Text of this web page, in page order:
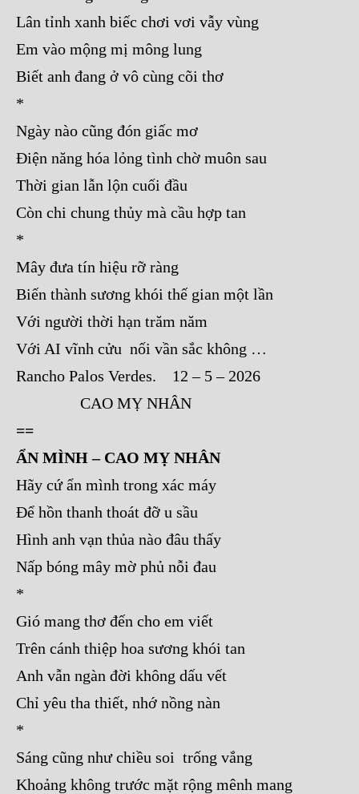
Lân tỉnh xanh biếc chơi vơi vẫy vùng
Em vào mộng mị mông lung
Biết anh đang ở vô cùng cõi thơ
*
Ngày nào cũng đón giấc mơ
Điện năng hóa lỏng tình chờ muôn sau
Thời gian lẫn lộn cuối đầu
Còn chi chung thủy mà cầu hợp tan
*
Mây đưa tín hiệu rỡ ràng
Biến thành sương khói thế gian một lần
Với người thời hạn trăm năm
Với AI vĩnh cửu nối vần sắc không …
Rancho Palos Verdes. 12 – 5 – 2026
CAO MỴ NHÂN
==
ẨN MÌNH – CAO MỴ NHÂN
Hãy cứ ẩn mình trong xác máy
Để hồn thanh thoát đỡ u sầu
Hình anh vạn thủa nào đâu thấy
Nấp bóng mây mờ phủ nỗi đau
*
Gió mang thơ đến cho em viết
Trên cánh thiệp hoa sương khói tan
Anh vẫn ngàn đời không dấu vết
Chỉ yêu tha thiết, nhớ nồng nàn
*
Sáng cũng như chiều soi trống vắng
Khoảng không trước mặt rộng mênh mang